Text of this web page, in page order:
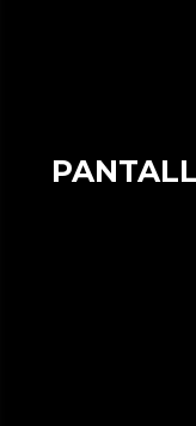
PANTALLA LED Y CONTROL